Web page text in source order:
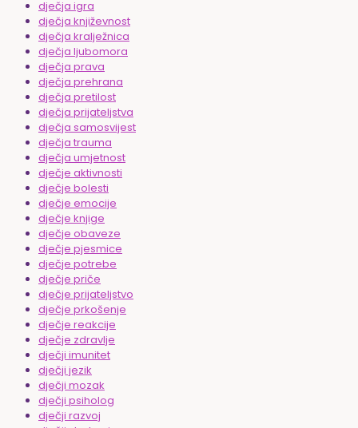
dječja igra
dječja književnost
dječja kralježnica
dječja ljubomora
dječja prava
dječja prehrana
dječja pretilost
dječja prijateljstva
dječja samosvijest
dječja trauma
dječja umjetnost
dječje aktivnosti
dječje bolesti
dječje emocije
dječje knjige
dječje obaveze
dječje pjesmice
dječje potrebe
dječje priče
dječje prijateljstvo
dječje prkošenje
dječje reakcije
dječje zdravlje
dječji imunitet
dječji jezik
dječji mozak
dječji psiholog
dječji razvoj